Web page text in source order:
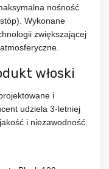
nośność
Wykonane
zwiększającej
włoski
i
udziela 3-letniej
i niezawodność.